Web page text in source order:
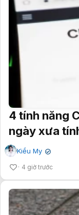
4 tính năng
ngày xưa
Kiều My ✔
4 giờ trước